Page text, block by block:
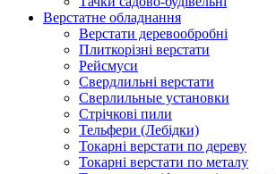
Верстатне обладнання
Верстати деревообробні
Плиткорізні верстати
Рейсмуси
Свердлильні верстати
Сверлильные установки
Стрічкові пили
Тельфери (Лебідки)
Токарні верстати по дереву
Токарні верстати по металу